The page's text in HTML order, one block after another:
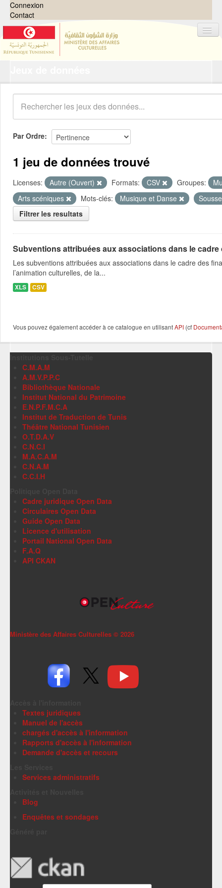
Connexion
Contact
Organisations
Groupes
Demandes 0
À propos
Par Ordre
1 jeu de données trouvé
Licenses: Autre (Ouvert) Formats: CSV Groupes:
Arts scéniques
Mots-clés: Musique et Danse
Filtrer les resultats
Subventions attribuées aux associations dans le
Les subventions attribuées aux associations dans le cadre des
l’animation culturelles, de la...
XLS CSV
Vous pouvez également accéder à ce catalogue en utilisantAPI (cf
C.M.A.M
A.M.V.P.P.C
Bibliothèque Nationale
Institut National du Patrimoine
E.N.P.F.M.C.A
Institut de Traduction de Tunis
Théâtre National Tunisien
O.T.D.A.V
C.N.C.I
M.A.C.A.M
C.N.A.M
C.C.I.H
Cadre juridique Open Data
Circulaires Open Data
Guide Open Data
Licence d'utilisation
Portail National Open Data
F.A.Q
API CKAN
Ministère des Affaires Culturelles © 2026
Textes juridiques
Manuel de l'accès
chargés d'accès à l'information
Rapports d'accès à l'information
Demande d'accès et recours
Services administratifs
Blog
Enquêtes et sondages